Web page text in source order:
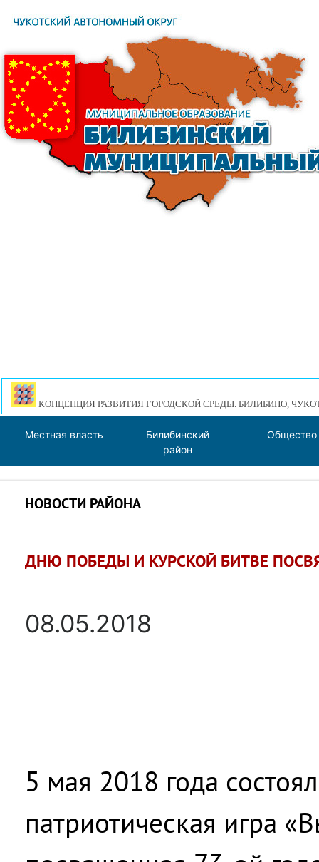
КОНЦЕПЦИЯ РАЗВИТИЯ ГОРОДСКОЙ СРЕДЫ. БИЛИБИНО,
Местная власть
Билибинский
район
Общество
НОВОСТИ РАЙОНА
ДНЮ ПОБЕДЫ И КУРСКОЙ БИТВЕ
08.05.2018
5 мая 2018 года
патриотическая игра